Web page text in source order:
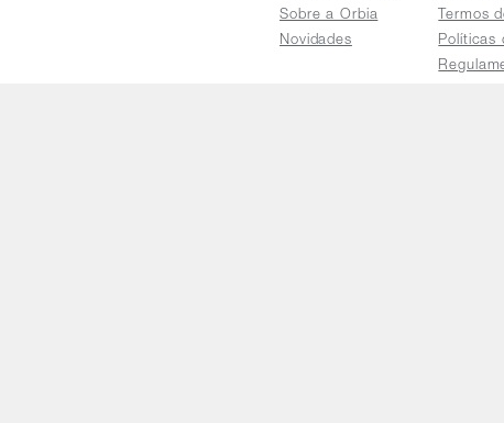
Sobre a Orbia
Novidades
Termos
Políticas